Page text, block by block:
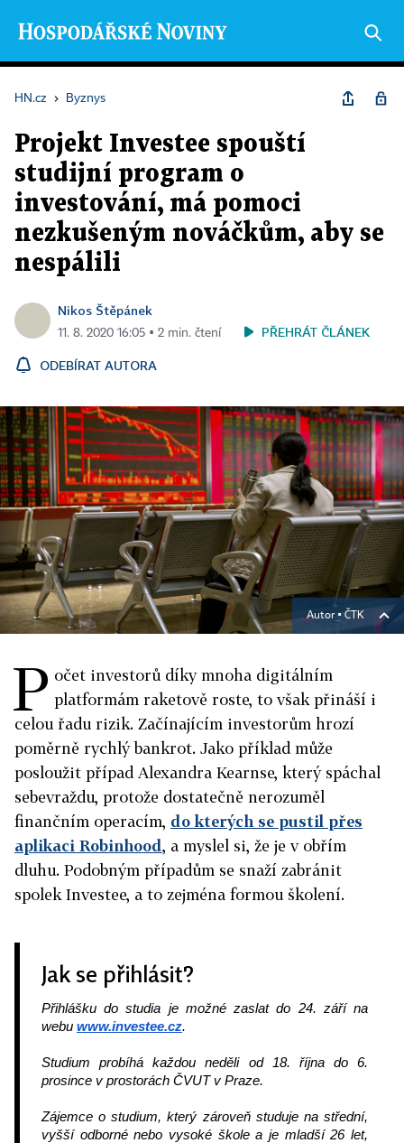
HN.cz › Byznys
Projekt Investee spouští
studijní program o
investování, má pomoci
nezkušeným nováčkům, aby se
nespálili
Nikos Štěpánek
11. 8. 2020 16:05 ▪ 2 min. čtení PŘEHRÁT ČLÁNEK
ODEBÍRAT AUTORA
Autor ▪ ČTK
P očet investorů díky mnoha digitálním
platformám raketově roste, to však přináší i
celou řadu rizik. Začínajícím investorům hrozí
poměrně rychlý bankrot. Jako příklad může
posloužit případ Alexandra Kearnse, který spáchal
sebevraždu, protože dostatečně nerozuměl
finančním operacím, do kterých se pustil přes
aplikaci Robinhood, a myslel si, že je v obřím
dluhu. Podobným případům se snaží zabránit
spolek Investee, a to zejména formou školení.
Jak se přihlásit?
Přihlášku do studia je možné zaslat do 24. září na
webu www.investee.cz.
Studium probíhá každou neděli od 18. října do 6.
prosince v prostorách ČVUT v Praze.
Zájemce o studium, který zároveň studuje na střední,
vyšší odborné nebo vysoké škole a je mladší 26 let,